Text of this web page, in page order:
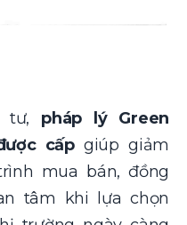
tư, pháp lý Green
cấpgiúp giảm
mua bán, đồng
tâm khi lựa chọn